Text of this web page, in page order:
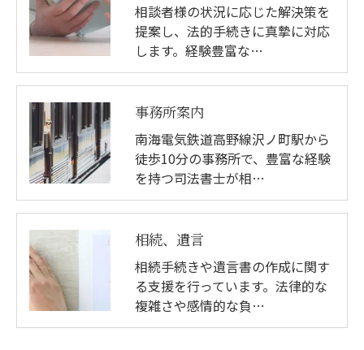
相談者様の状況に応じた解決策を
提案し、法的手続きに真摯に対応
します。経験豊富な…
事務所案内
南海電気鉄道高野線沢ノ町駅から
徒歩10分の事務所で、豊富な経験
を持つ司法書士が相…
相続、遺言
相続手続きや遺言書の作成に関す
る支援を行っています。法律的な
複雑さや感情的な負…